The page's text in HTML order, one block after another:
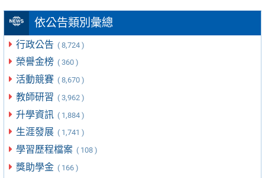
依公告類別彙總
行政公告 ( 8,724 )
榮譽金榜 ( 360 )
活動競賽 ( 8,670 )
教師研習 ( 3,962 )
升學資訊 ( 1,884 )
生涯發展 ( 1,741 )
學習歷程檔案 ( 108 )
獎助學金 ( 166 )